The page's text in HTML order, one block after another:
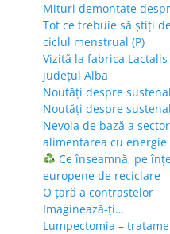
Mituri demontate
Tot ce trebuie să știți
ciclul menstrual (P)
Vizită la fabrica
județul Alba
Noutăți despre
Noutăți despre
Nevoia de bază a
alimentarea cu energie
Ce înseamnă, pe
europene de reciclare
O țară a contrastelor
Imaginează-ți…
Lumpectomia –